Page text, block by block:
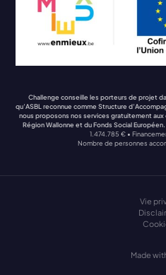
Challenge conseille les porteurs de projet
qu’ASBL reconnue comme Structure
nous proposons nos services gratuitement
Région Wallonne et du Fonds Social Européen.
1.474.785 € •
Nombre de personnes
Vie
Made